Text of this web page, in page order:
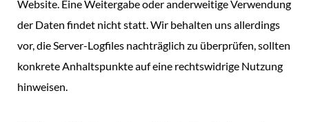
Website. Eine Weitergabe oder anderweitige Verwendung
der Daten findet nicht statt. Wir behalten uns allerdings
vor, die Server-Logfiles nachträglich zu überprüfen, sollten
konkrete Anhaltspunkte auf eine rechtswidrige Nutzung
hinweisen.